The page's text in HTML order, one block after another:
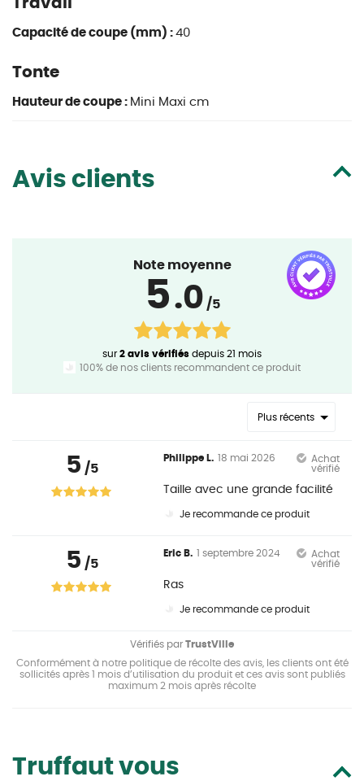
Travail
Capacité de coupe (mm) : 40
Tonte
Hauteur de coupe : Mini Maxi cm
Avis clients
Note moyenne
5.0 /5
sur2 avis vérifiés depuis 21 mois
100% de nos clients recommandent ce produit
Plus récents
5 /5
Philippe L. 18 mai 2026
Achat
vérifié
Taille avec une grande facilité
Je recommande ce produit
5 /5
Eric B. 1 septembre 2024
Achat
vérifié
Ras
Je recommande ce produit
Vérifiés par TrustVille
Conformément à notre politique de récolte des avis, les clients ont été
sollicités après 1 mois d’utilisation du produit et ces avis sont publiés
maximum 2 mois après récolte
Truffaut vous